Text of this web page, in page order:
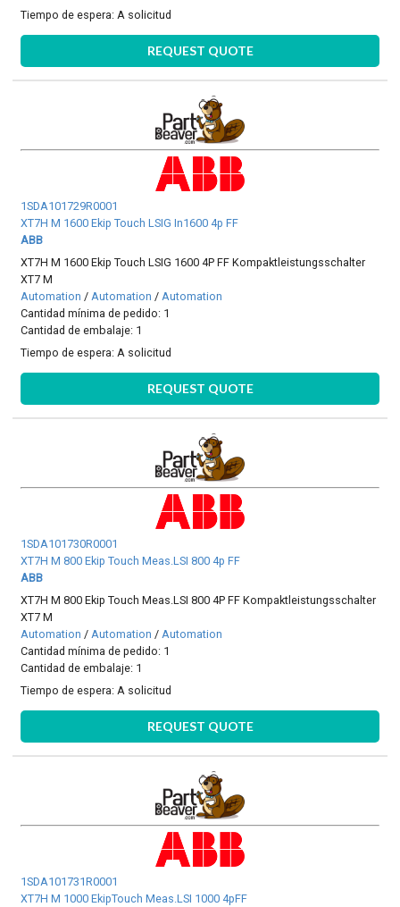
Tiempo de espera:A solicitud
REQUEST QUOTE
1SDA101729R0001
XT7H M 1600 Ekip Touch LSIG In1600 4p FF
ABB
XT7H M 1600 Ekip Touch LSIG 1600 4P FF Kompaktleistungsschalter
XT7 M
Automation / Automation / Automation
Cantidad mínima de pedido: 1
Cantidad de embalaje: 1
Tiempo de espera:A solicitud
REQUEST QUOTE
1SDA101730R0001
XT7H M 800 Ekip Touch Meas.LSI 800 4p FF
ABB
XT7H M 800 Ekip Touch Meas.LSI 800 4P FF Kompaktleistungsschalter
XT7 M
Automation / Automation / Automation
Cantidad mínima de pedido: 1
Cantidad de embalaje: 1
Tiempo de espera:A solicitud
REQUEST QUOTE
1SDA101731R0001
XT7H M 1000 EkipTouch Meas.LSI 1000 4pFF